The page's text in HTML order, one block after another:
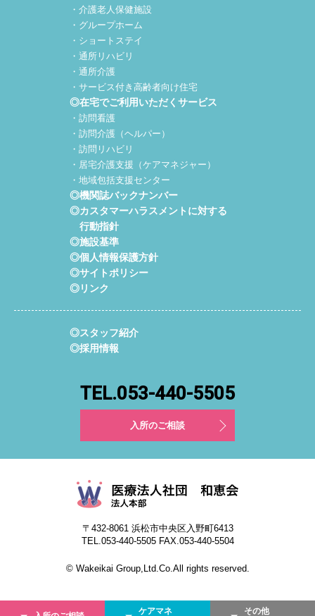
・介護老人保健施設
・グループホーム
・ショートステイ
・通所リハビリ
・通所介護
・サービス付き高齢者向け住宅
◎在宅でご利用いただくサービス
・訪問看護
・訪問介護（ヘルパー）
・訪問リハビリ
・居宅介護支援（ケアマネジャー）
・地域包括支援センター
◎機関誌バックナンバー
◎カスタマーハラスメントに対する
行動指針
◎施設基準
◎個人情報保護方針
◎サイトポリシー
◎リンク
◎スタッフ紹介
◎採用情報
TEL.053-440-5505
入所のご相談
〒432-8061 浜松市中央区入野町6413
TEL.053-440-5505 FAX.053-440-5504
© Wakeikai Group,Ltd.Co.All rights reserved.
ケアマネ その他